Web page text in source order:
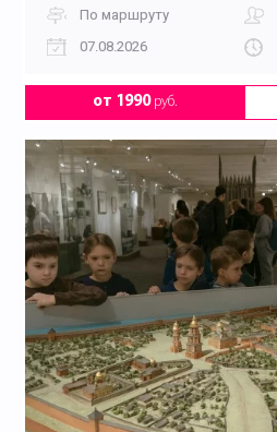
По маршруту
07.08.2026
от 1990руб.